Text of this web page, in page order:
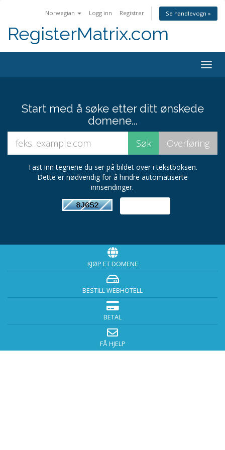
Norwegian Logg inn Registrer Se handlevogn »
RegisterMatrix.com
Start med å søke etter ditt ønskede
domene...
Tast inn tegnene du ser på bildet over i tekstboksen.
Dette er nødvendig for å hindre automatiserte
innsendinger.
KJØP ET DOMENE
BESTILL WEBHOTELL
BETAL
FÅ HJELP